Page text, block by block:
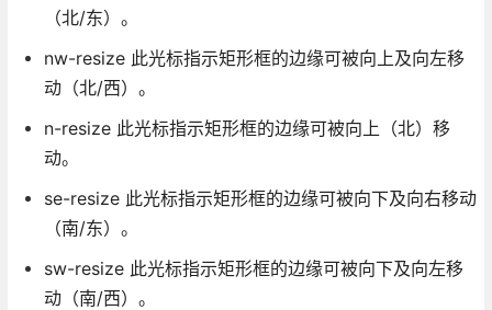
（北/东）。
nw-resize 此光标指示矩形框的边缘可被向上及向左移
动（北/西）。
n-resize 此光标指示矩形框的边缘可被向上（北）移
动。
se-resize 此光标指示矩形框的边缘可被向下及向右移动
（南/东）。
sw-resize 此光标指示矩形框的边缘可被向下及向左移
动（南/西）。